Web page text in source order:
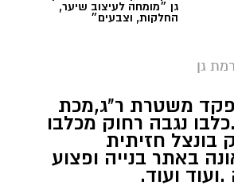
גן ״מומחה לעיצוב שיער,
החלקות, וצבעים״
גן
משטרת ר"ג,מכת
נגבה רחוק מכלבו
בונצל חזיתית
באתר בנייה ופצוע
ועוד.